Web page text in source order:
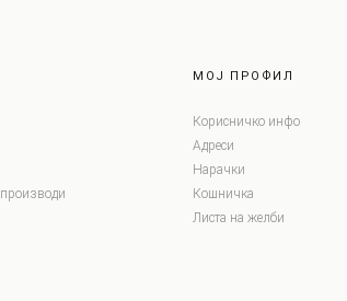
МОЈ ПРОФИЛ
Корисничко инфо
Адреси
Нарачки
Кошничка
Листа на желби